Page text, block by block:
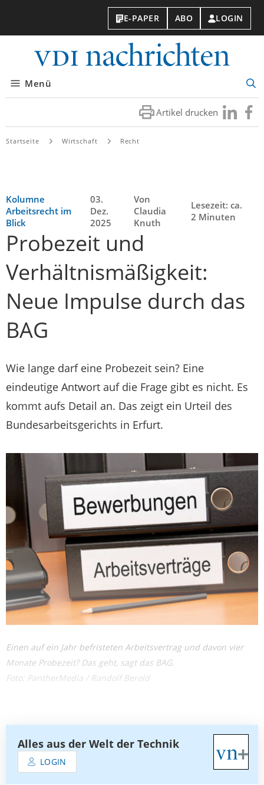
E-PAPER ABO LOGIN
Menü
Artikel drucken Besuchen
Sie
Sie
Startseite Wirtschaft Recht
Kolumne
Arbeitsrecht im
Blick
03.
Dez.
2025
Von
Claudia
Knuth
Lesezeit: ca.
2 Minuten
Probezeit und
Verhältnismäßigkeit:
Neue Impulse durch das
BAG
Wie lange darf eine Probezeit sein? Eine
eindeutige Antwort auf die Frage gibt es nicht. Es
kommt aufs Detail an. Das zeigt ein Urteil des
Bundesarbeitsgerichts in Erfurt.
Einen auf ein Jahr befristeten Arbeitsvertrag und davon vier
Monate Probezeit? Das geht, sagt das BAG.
Foto: PantherMedia / Randolf Berold
Alles aus der Welt der Technik
LOGIN